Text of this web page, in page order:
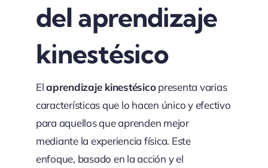
del aprendizaje
kinestésico
Elaprendizaje kinestésicopresenta varias
características que lo hacen único y efectivo
para aquellos que aprenden mejor
mediante la experiencia física. Este
enfoque, basado en la acción y el